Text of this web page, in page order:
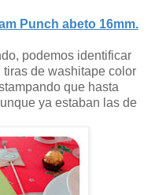
Punch abeto 16mm.
podemos identificar
tiras de washitape color
que hasta
ya estaban las de